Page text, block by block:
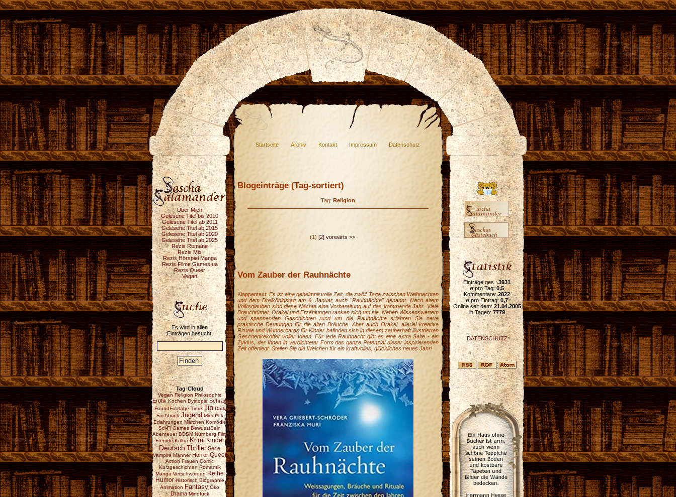
Startseite Archiv Kontakt Impressum Datenschutz
Über Mich
Gelesene Titel bis 2010
Gelesene Titel ab 2011
Gelesene Titel ab 2015
Gelesene Titel ab 2020
Gelesene Titel ab 2025
Rezis Romane
Rezis Mix
Rezis Hörspiel Manga
Rezis Filme Games ua
Rezis Queer
Vegan
Es wird in allen
Einträgen gesucht.
Tag-Cloud
Vegan Religion Philosophie
Erotik Kochen Dystopie Schräg
FoundFootage Tiere Tip Dark
Fachbuch Jugend Mindf*ck
Erfahrungen Märchen Komödie
Sci-Fi Games BewusstSein
Abenteuer BDSM Nürnberg Film
Fremde Kultur Krimi Kinder
Deutsch Thriller Serie
Vampire Männer Horror Queer
Action Frauen Comic
Kurzgeschichten Romantik
Manga Verschwörung Reihe
Humor Historisch Biographie
Animation Fantasy Öko
Drama Mindfuck
Blogeinträge (Tag-sortiert)
Tag: Religion
(1) [2] vorwärts >>
Vom Zauber der Rauhnächte
Klappentext:Es ist eine geheimnisvolle Zeit, die zwölf Tage zwischen Weihnachten
und dem Dreikönigstag am 6. Januar, auch "Rauhnächte" genannt. Nach altem
Volksglauben sind diese Nächte eine Vorbereitung auf das kommende Jahr. Viele
Brauchtümer, Orakel und Erzählungen ranken sich um sie. Neben Wissenswertem
und spannenden Geschichten rund um die Rauhnächte erfahren Sie neue
praktische Deutungen für die alten Bräuche. Aber auch Orakel, allerlei kreative
Rituale und Wunderbares für Kinder befinden sich in diesem zauberhaft illustrierten
Geschenkekoffer voller Ideen. Für jede Rauhnacht gibt es eine extra Seite - ein
Zyklus, der Ihnen in verdichteter Form das ganze Potenzial dieser inspirierenden
Zeit offenlegt. Stellen Sie die Weichen für ein kraftvolles, glückliches neues Jahr!
Einträge ges.:3931
ø pro Tag:0,5
Kommentare:2822
ø pro Eintrag:0,7
Online seit dem:21.04.2005
in Tagen:7779
DATENSCHUTZ